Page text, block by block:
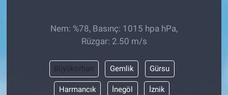
Nem: %78, Basınç: 1015 hpa hPa,
Rüzgar: 2.50 m/s
Büyükorhan Gemlik Gürsu
Harmancık İnegöl İznik